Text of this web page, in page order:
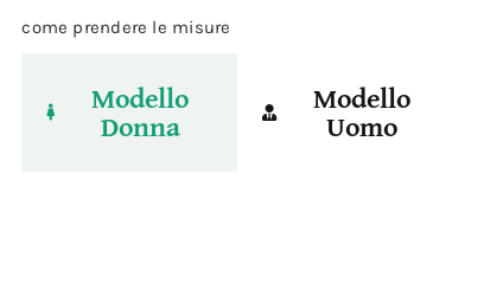
come prendere le misure
Modello
Donna
Modello
Uomo